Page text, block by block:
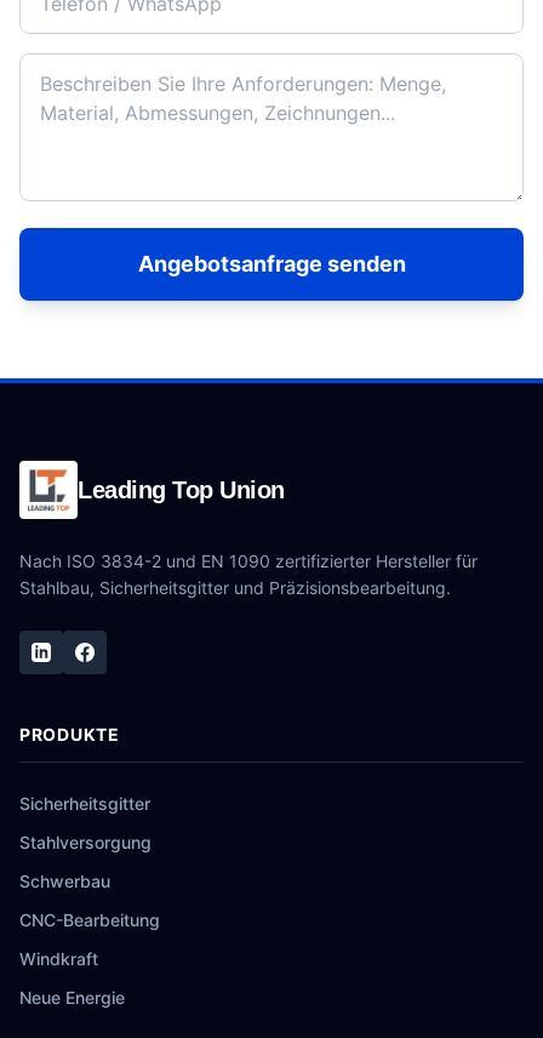
Angebotsanfrage senden
Leading Top Union
Nach ISO 3834-2 und EN 1090 zertifizierter Hersteller für
Stahlbau, Sicherheitsgitter und Präzisionsbearbeitung.
PRODUKTE
Sicherheitsgitter
Stahlversorgung
Schwerbau
CNC-Bearbeitung
Windkraft
Neue Energie